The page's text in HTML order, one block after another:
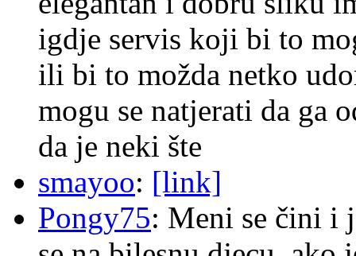
igdje servis koji bi to
ili bi to možda netko
mogu se natjerati da ga
da je neki šte
smayoo: [link]
Pongy75: Meni se čini i